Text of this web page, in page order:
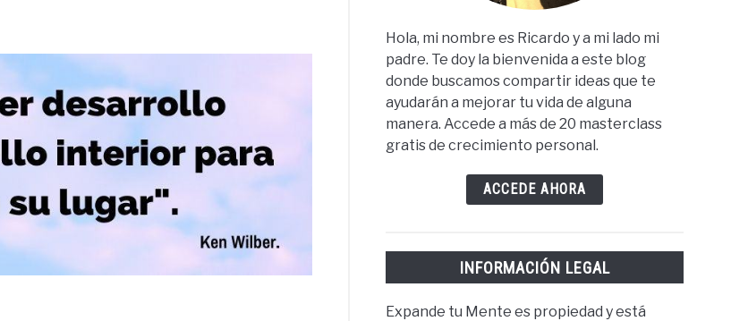
Hola, mi nombre es Ricardo y a mi lado mi
padre. Te doy la bienvenida a este blog
donde buscamos compartir ideas que te
ayudarán a mejorar tu vida de alguna
manera. Accede a más de 20 masterclass
gratis de crecimiento personal.
ACCEDE AHORA
INFORMACIÓN LEGAL
Expande tu Mente es propiedad y está